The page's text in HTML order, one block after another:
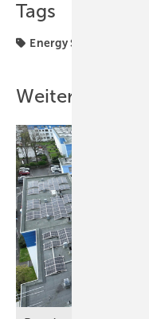
Tags
Energy Sharing
Weitere Inhalte